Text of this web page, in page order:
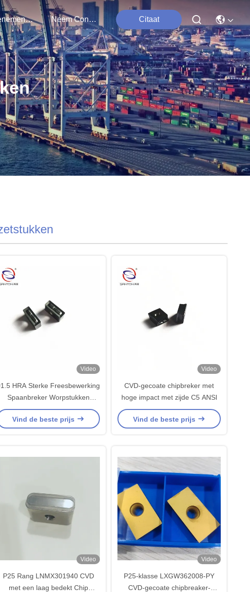
Evenementen Neem Contact Met Ons Op Citaat
Video
HRA Sterke Freesbewerking
Spaanbreker Worpstukken
ISO9001 Grijze Gietijzer
Vind de beste prijs
Video
CVD-gecoate chipbreker met
hoge impact met zijde C5 ANSI
Vind de beste prijs
Video
P25 Rang LNMX301940 CVD
met een laag bedekt Chip
Video
P25-klasse LXGW362008-PY
CVD-gecoate chipbreaker-